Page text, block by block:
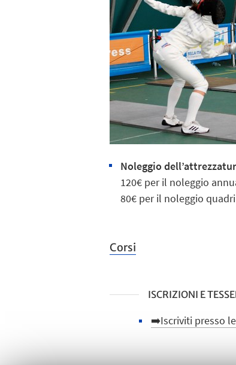
Noleggio
120€ per il noleggio
80€ per il noleggio
Corsi
ISCRIZIONI E
➡️Iscriviti presso